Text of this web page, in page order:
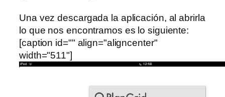
Una vez descargada la aplicación, al abrirla
lo que nos encontramos es lo siguiente:
[caption id="" align="aligncenter"
width="511"]